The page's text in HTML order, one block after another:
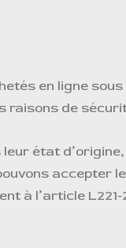
en ligne
de
état
accepter
à l’article